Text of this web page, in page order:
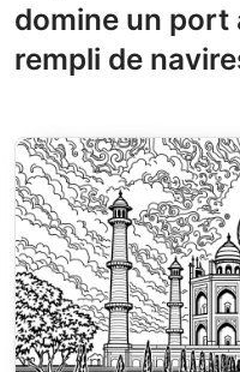
domine un port
rempli de